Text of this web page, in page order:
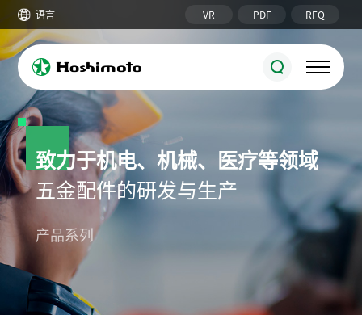
语言 VR PDF RFQ
机柜锁附件
致力于机电、机械、医疗等领域
五金配件的研发与生产
产品系列